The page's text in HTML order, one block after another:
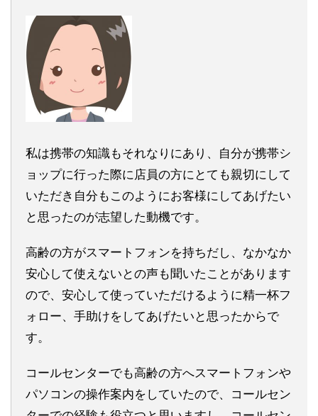
私は携帯の知識もそれなりにあり、自分が携帯シ
ョップに行った際に店員の方にとても親切にして
いただき自分もこのようにお客様にしてあげたい
と思ったのが志望した動機です。
高齢の方がスマートフォンを持ちだし、なかなか
安心して使えないとの声も聞いたことがあります
ので、安心して使っていただけるように精一杯フ
ォロー、手助けをしてあげたいと思ったからで
す。
コールセンターでも高齢の方へスマートフォンや
パソコンの操作案内をしていたので、コールセン